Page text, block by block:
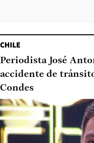
CHILE
Periodista José
accidente de
Condes